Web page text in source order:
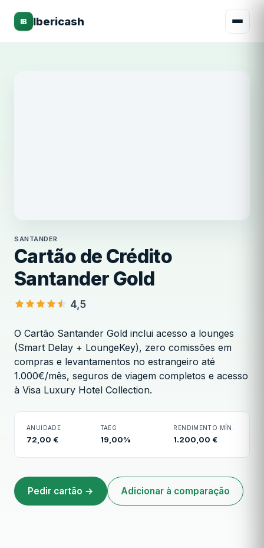
IB Ibericash
Cartão de Crédito Santander
Gold
SANTANDER
Cartão de Crédito
Santander Gold
4,5
O Cartão Santander Gold inclui acesso a lounges
(Smart Delay + LoungeKey), zero comissões em
compras e levantamentos no estrangeiro até
1.000€/mês, seguros de viagem completos e acesso
à Visa Luxury Hotel Collection.
ANUIDADE
72,00 €
TAEG
19,00%
RENDIMENTO MÍN.
1.200,00 €
Pedir cartão → Adicionar à comparação